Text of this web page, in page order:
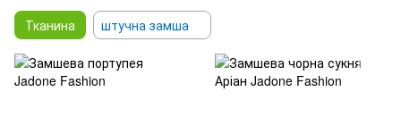
Тканина штучна замша